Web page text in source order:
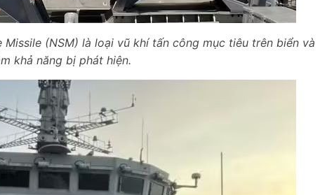
(NSM) là loại vũ khí tấn công mục tiêu trên biển và
khả năng bị phát hiện.